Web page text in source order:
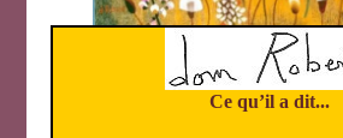
Ce qu’il a dit...